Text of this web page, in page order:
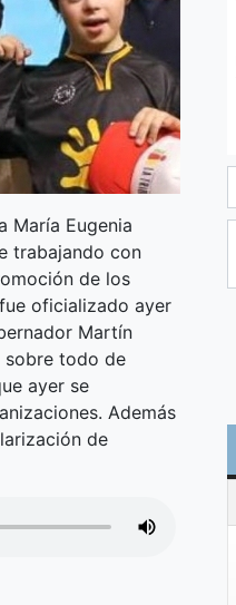
María Eugenia
trabajando con
de los
oficializado ayer
Martín
sobre todo de
ayer se
Además
de